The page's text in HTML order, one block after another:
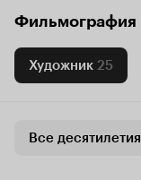
Фильмография
Художник 25
Все десятилетия